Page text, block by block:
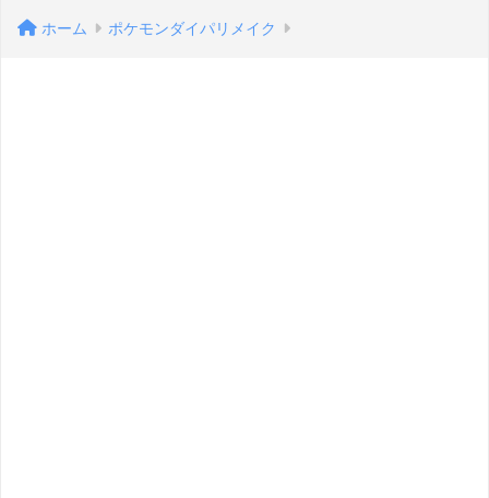
ホーム ポケモンダイパリメイク